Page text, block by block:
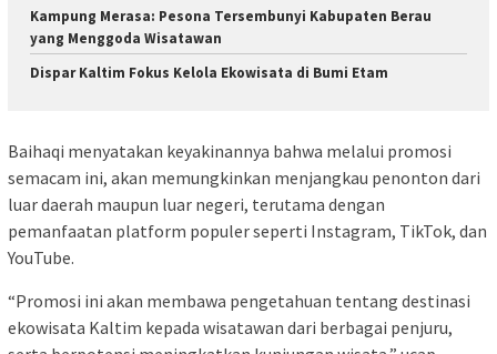
Kampung Merasa: Pesona Tersembunyi Kabupaten Berau
yang Menggoda Wisatawan
Dispar Kaltim Fokus Kelola Ekowisata di Bumi Etam
Baihaqi menyatakan keyakinannya bahwa melalui promosi
semacam ini, akan memungkinkan menjangkau penonton dari
luar daerah maupun luar negeri, terutama dengan
pemanfaatan platform populer seperti Instagram, TikTok, dan
YouTube.
“Promosi ini akan membawa pengetahuan tentang destinasi
ekowisata Kaltim kepada wisatawan dari berbagai penjuru,